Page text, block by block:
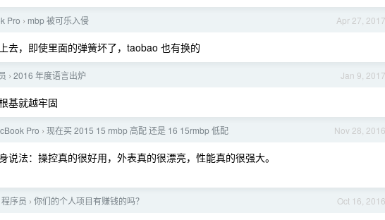
Apr 27, 2017
Pro › mbp 被可乐入侵
去，即使里面的弹簧坏了，taobao 也有换的
Jan 9, 2017
› 2016 年度语言出炉
基就越牢固
Nov 28, 2016
Pro › 现在买 2015 15 rmbp 高配 还是 16 15rmbp 低配
法：操控真的很好用，外表真的很漂亮，性能真的很强大。
Oct 16, 2016
程序员 › 你们的个人项目有赚钱的吗？